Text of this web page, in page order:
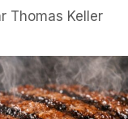
Thomas Keller